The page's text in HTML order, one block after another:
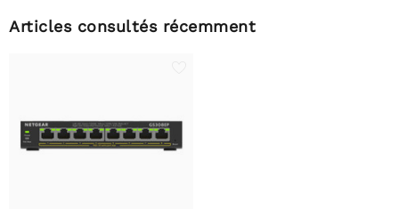
Articles consultés récemment